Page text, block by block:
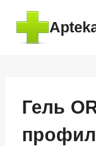
Перейти
содержимому
Гель